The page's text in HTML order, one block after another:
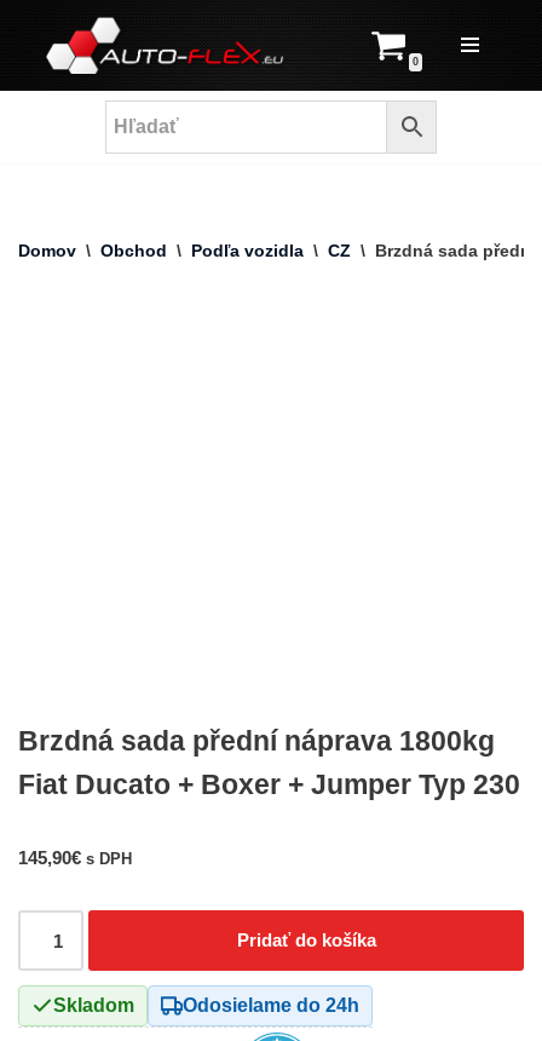
Prejsť
na
0
Domov \ Obchod \ Podľa vozidla \ CZ \ Brzdná sada přední
Brzdná sada přední náprava 1800kg
Fiat Ducato + Boxer + Jumper Typ 230
145,90€ s DPH
Pridať do košíka
Skladom Odosielame do 24h